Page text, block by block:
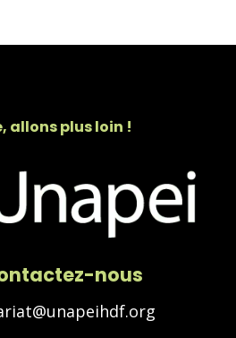
allons plus loin !
nous